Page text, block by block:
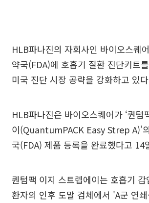
HLB파나진의 자회사인 바이오스퀘
약국(FDA)에 호흡기 질환 진단키트
미국 진단 시장 공략을 강화하고 있
HLB파나진은 바이오스퀘어가 ‘퀀텀
이(QuantumPACK Easy Strep A)’
국(FDA) 제품 등록을 완료했다고 14
퀀텀팩 이지 스트렙에이는 호흡기
환자의 인후 도말 검체에서 'A군 연